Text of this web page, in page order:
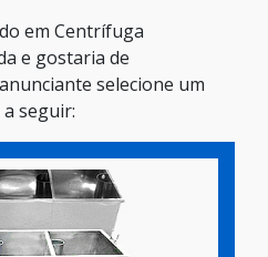
em Centrífuga
e gostaria de
selecione um
seguir: